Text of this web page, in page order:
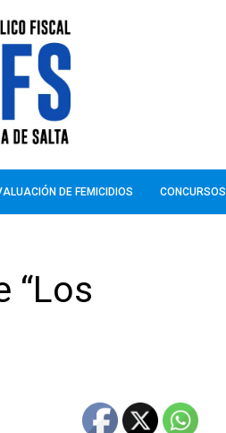
DE FEMICIDIOS CONCURSOS
“Los